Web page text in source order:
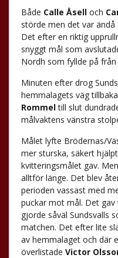
Både Calle Åselloch
störde men det var ändå
Det efter en riktig
snyggt mål som
Nordh som fyllde på
Minuten efter drog
hemmalagets väg
Rommeltill slut
målvaktens vänstra
Målet lyfte Brödernas/
mer sturska, säkert
kvitteringsmålet gav.
alltför länge. Det blev
perioden vassast med
puckar mot mål. Det
gjorde såväl Sundsvalls
matchen. Det efter lite
av hemmalaget och där
överlistade Victor